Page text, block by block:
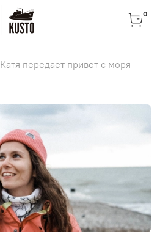
0
Катя передает привет с моря